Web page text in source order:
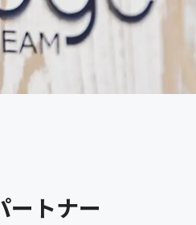
ートナー